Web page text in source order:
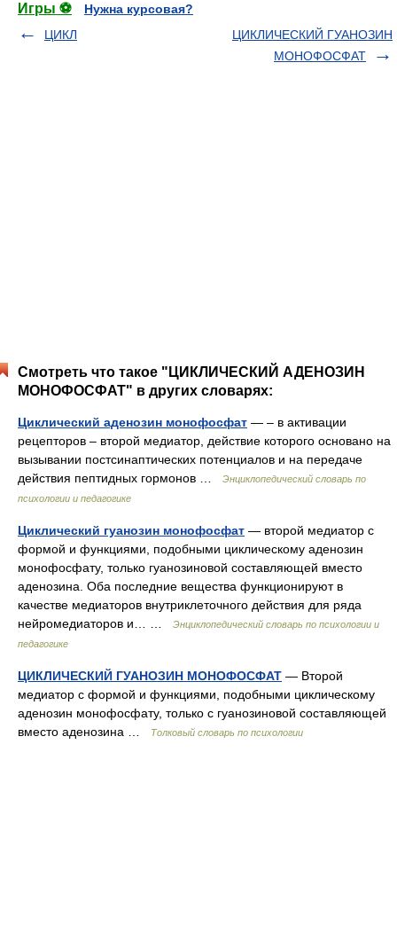
Игры ⚽
Нужна курсовая?
ЦИКЛ
ЦИКЛИЧЕСКИЙ ГУАНОЗИН
МОНОФОСФАТ
Смотреть что такое "ЦИКЛИЧЕСКИЙ АДЕНОЗИН
МОНОФОСФАТ" в других словарях:
Циклический аденозин монофосфат — – в активации
рецепторов – второй медиатор, действие которого основано на
вызывании постсинаптических потенциалов и на передаче
действия пептидных гормонов …
Энциклопедический словарь по
психологии и педагогике
Циклический гуанозин монофосфат — второй медиатор с
формой и функциями, подобными циклическому аденозин
монофосфату, только гуанозиновой составляющей вместо
аденозина. Оба последние вещества функционируют в
качестве медиаторов внутриклеточного действия для ряда
нейромедиаторов и… …
Энциклопедический словарь по психологии и
педагогике
ЦИКЛИЧЕСКИЙ ГУАНОЗИН МОНОФОСФАТ — Второй
медиатор с формой и функциями, подобными циклическому
аденозин монофосфату, только с гуанозиновой составляющей
вместо аденозина …
Толковый словарь по психологии